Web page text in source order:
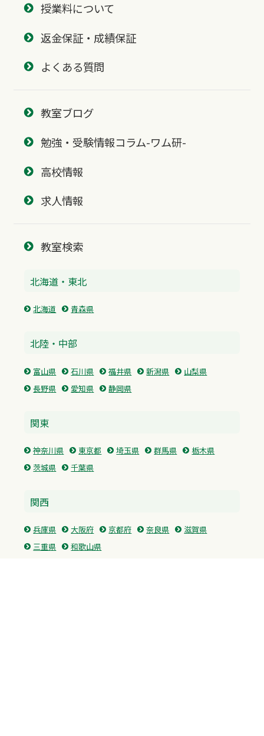
授業料について
返金保証・成績保証
よくある質問
教室ブログ
勉強・受験情報コラム-ワム研-
高校情報
求人情報
教室検索
北海道・東北
北海道 青森県
北陸・中部
富山県 石川県 福井県 新潟県
山梨県
長野県
愛知県 静岡県
関東
神奈川県 東京都 埼玉県 群馬県
栃木県
茨城県
千葉県
関西
兵庫県 大阪府 京都府 奈良県
滋賀県
三重県
和歌山県